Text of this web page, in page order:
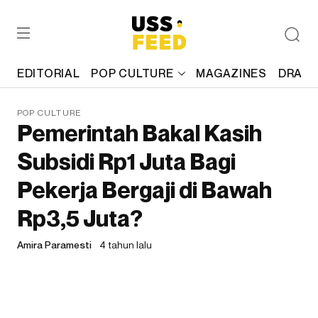
EDITORIAL POP CULTURE MAGAZINES
POP CULTURE
Pemerintah Bakal Kasih
Subsidi Rp1 Juta Bagi
Pekerja Bergaji di Bawah
Rp3,5 Juta?
Amira Paramesti 4 tahun lalu